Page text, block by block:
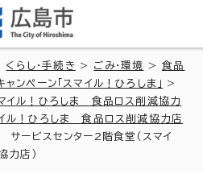
くらし・手続き > ごみ・環境 >食品
ンペーン「スマイル！ひろしま」
>
イル！ひろしま 食品ロス削減協力
ル！ひろしま 食品ロス削減協力店
ービスセンター2階食堂（スマイ
力店）